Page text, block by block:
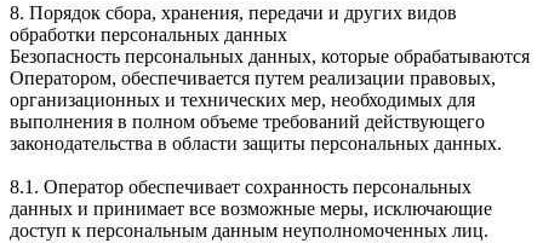
8. Порядок сбора, хранения, передачи и других видов
обработки персональных данных
Безопасность персональных данных, которые обрабатываются
Оператором, обеспечивается путем реализации правовых,
организационных и технических мер, необходимых для
выполнения в полном объеме требований действующего
законодательства в области защиты персональных данных.
8.1. Оператор обеспечивает сохранность персональных
данных и принимает все возможные меры, исключающие
доступ к персональным данным неуполномоченных лиц.